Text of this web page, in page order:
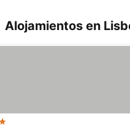
Alojamientos en